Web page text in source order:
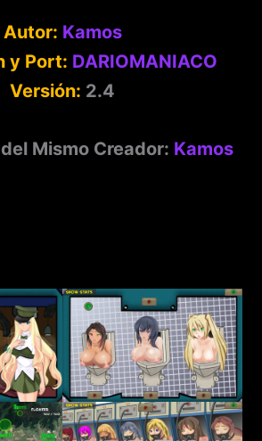
Autor: Kamos
y Port: DARIOMANIACO
Versión: 2.4
Mismo Creador: Kamos